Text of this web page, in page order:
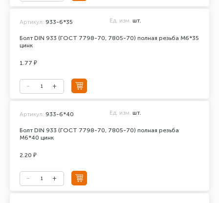
Болт DIN 933 (ГОСТ 7798-70, 7805-70) полная резьба М6*35
цинк
Артикул: 933-6*35 Ед. изм. шт.
1.77 ₽
Болт DIN 933 (ГОСТ 7798-70, 7805-70) полная резьба
М6*40 цинк
Артикул: 933-6*40 Ед. изм. шт.
2.20 ₽